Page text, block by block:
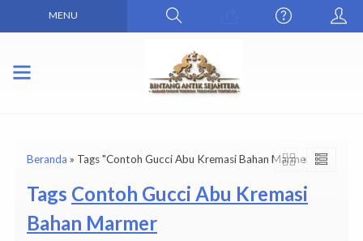
MENU
Beranda » Tags "Contoh Gucci Abu Kremasi Bahan Marmer"
Tags Contoh Gucci Abu Kremasi
Bahan Marmer